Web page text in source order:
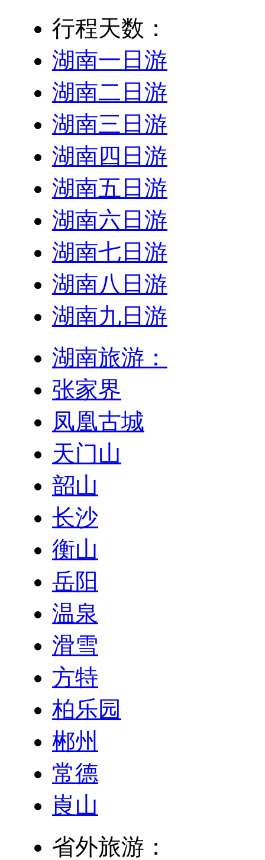
行程天数：
湖南一日游
湖南二日游
湖南三日游
湖南四日游
湖南五日游
湖南六日游
湖南七日游
湖南八日游
湖南九日游
湖南旅游：
张家界
凤凰古城
天门山
韶山
长沙
衡山
岳阳
温泉
滑雪
方特
柏乐园
郴州
常德
崀山
省外旅游：